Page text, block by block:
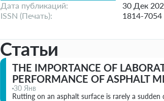
Дата публикаций:
30 Дек
ISSN (Печать):
1814-7054
Статьи
THE IMPORTANCE OF
PERFORMANCE OF ASPHALT
30 Янв
Rutting on an asphalt surface is rarely a sudden